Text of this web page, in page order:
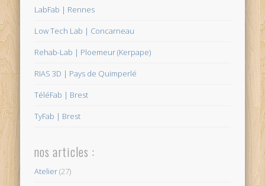
LabFab | Rennes
Low Tech Lab | Concarneau
Rehab-Lab | Ploemeur (Kerpape)
RIAS 3D | Pays de Quimperlé
TéléFab | Brest
TyFab | Brest
nos articles :
Atelier(27)